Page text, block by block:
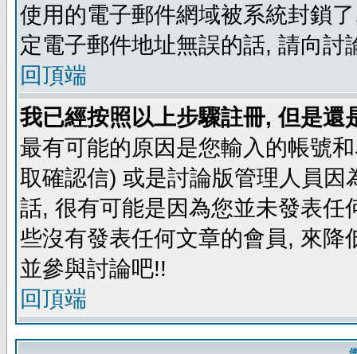
使用的電子郵件網域被系統封鎖
定電子郵件地址無誤的話, 請向
回頂端
我已經按照以上步驟註冊, 但是還
最有可能的原因是您輸入的帳號
取確認信) 或是討論版管理人員
話, 很有可能是因為您並未發表
些沒有發表任何文章的會員, 來
並參與討論吧!!
回頂端